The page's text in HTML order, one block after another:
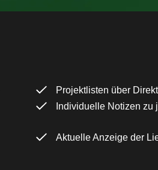
Projektlisten über
Individuelle Notizen zu
Aktuelle Anzeige der